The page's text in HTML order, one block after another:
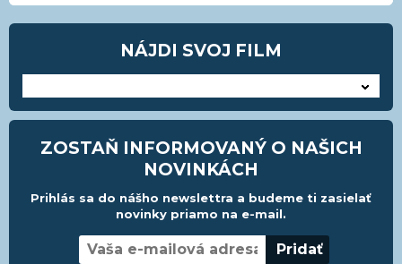
NÁJDI SVOJ FILM
ZOSTAŇ INFORMOVANÝ O NAŠICH
NOVINKÁCH
Prihlás sa do nášho newslettra a budeme ti zasielať
novinky priamo na e-mail.